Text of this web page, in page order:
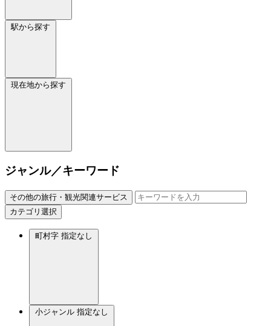
駅から探す
現在地から探す
ジャンル／キーワード
その他の旅行・観光関連サービス
カテゴリ選択
町村字 指定なし
小ジャンル 指定なし